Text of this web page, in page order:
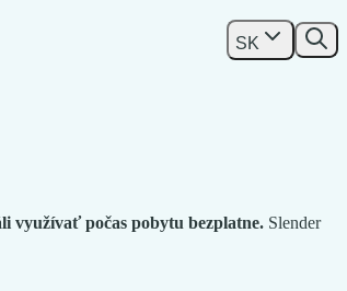
SK
využívať počas pobytu bezplatne. Slender